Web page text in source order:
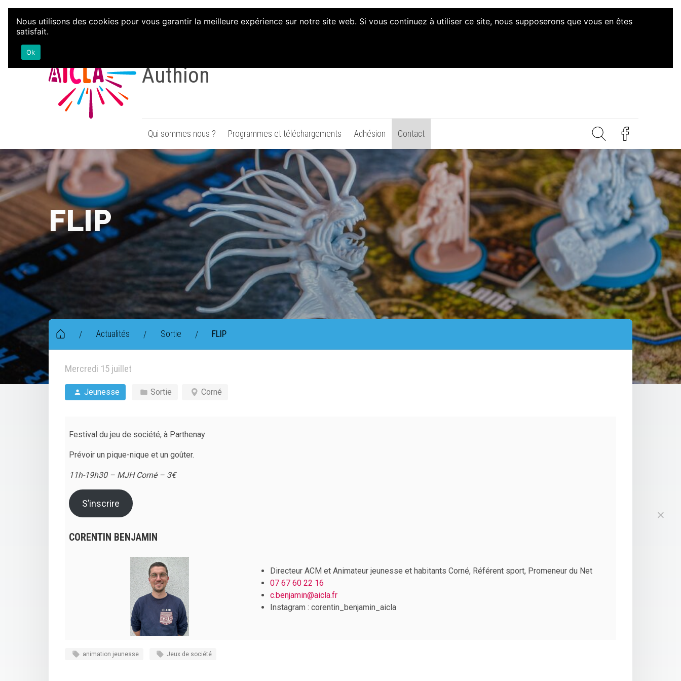
Aller au contenu
Authion
Qui sommes nous ? Programmes et téléchargements Adhésion Contact
FLIP
/ Actualités / Sortie / FLIP
Mercredi 15 juillet
Jeunesse Sortie Corné
Festival du jeu de société, à Parthenay
Prévoir un pique-nique et un goûter.
11h-19h30 – MJH Corné – 3€
S’inscrire
CORENTIN BENJAMIN
Directeur ACM et Animateur jeunesse et habitants Corné, Référent sport, Promeneur du Net
07 67 60 22 16
c.benjamin@aicla.fr
Instagram : corentin_benjamin_aicla
animation jeunesse Jeux de société
Nous utilisons des cookies pour vous garantir la meilleure expérience sur notre site web. Si vous continuez à utiliser ce site, nous supposerons que vous en êtes
satisfait.
Ok